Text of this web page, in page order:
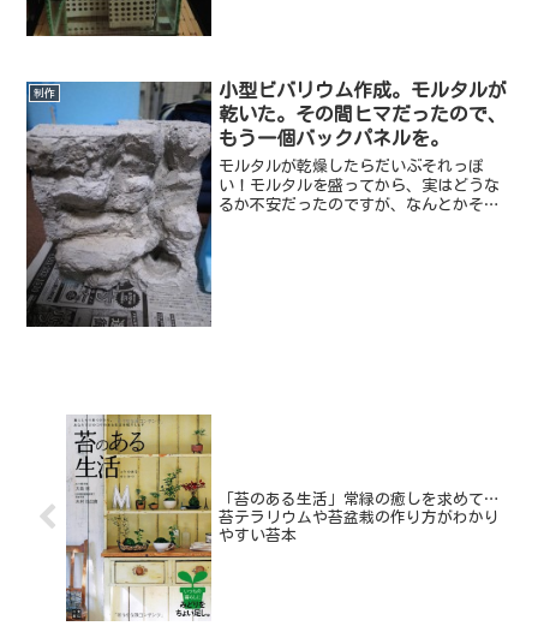
制作
小型ビバリウム作成。モルタルが
乾いた。その間ヒマだったので、
もう一個バックパネルを。
モルタルが乾燥したらだいぶそれっぽ
い！モルタルを盛ってから、実はどうな
るか不安だったのですが、なんとかそれ
「苔のある生活」常緑の癒しを求めて…
苔テラリウムや苔盆栽の作り方がわかり
やすい苔本